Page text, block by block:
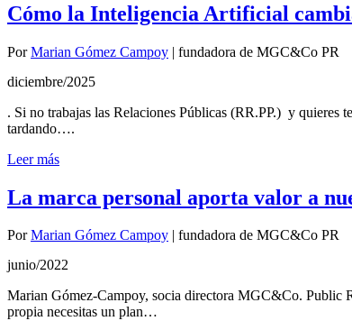
Cómo la Inteligencia Artificial
PorMarian Gómez Campoy | fundadora de MGC&Co PR
diciembre/2025
. Si no trabajas las Relaciones Públicas (RR.PP.) y
tardando….
Leer más
La marca personal aporta valor a
PorMarian Gómez Campoy
fundadora de MGC&Co PR
junio/2022
Marian Gómez-Campoy, socia directora MGC&Co. Public
propia necesitas un plan…